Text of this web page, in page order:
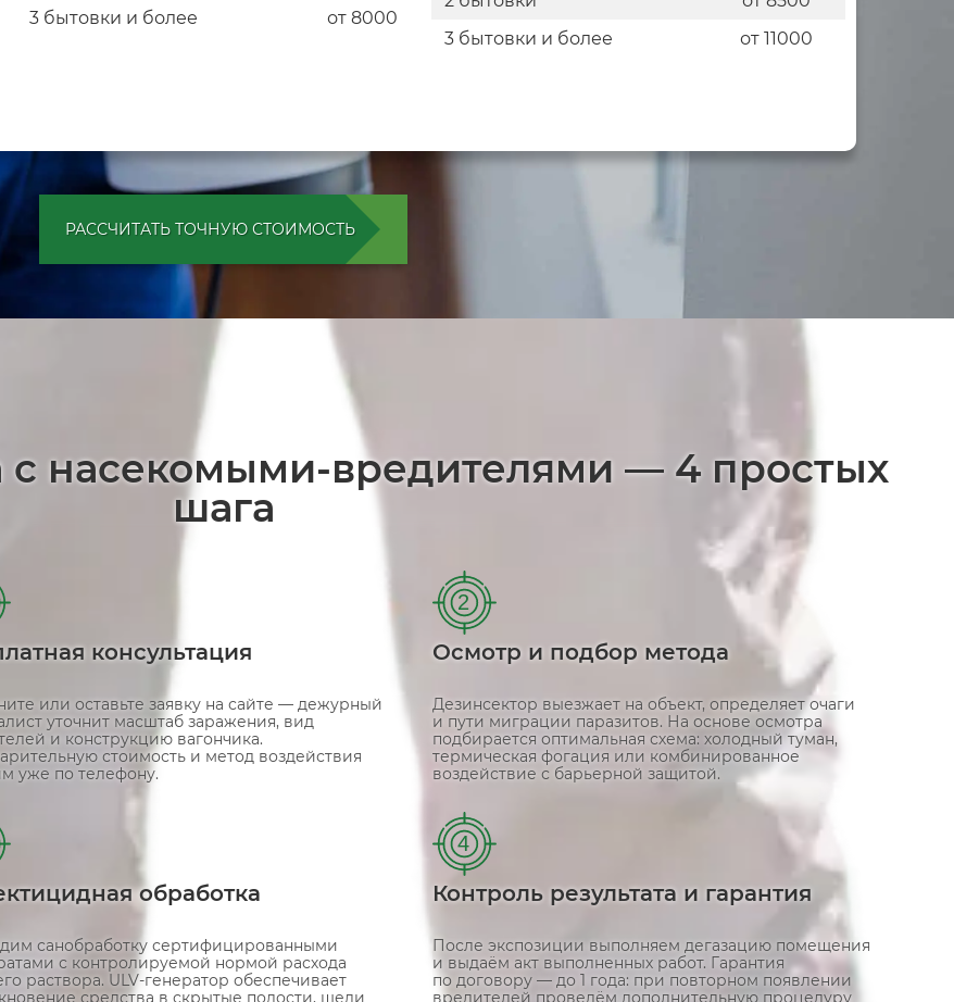
3 бытовки и более
от 8000
3 бытовки и более
от 11000
РАССЧИТАТЬ ТОЧНУЮ СТОИМОСТЬ
с насекомыми-вредителями — 4 простых
шага
консультация
или оставьте заявку на сайте — дежурный
уточнит масштаб заражения, вид
и конструкцию вагончика.
стоимость и метод воздействия
уже по телефону.
2
Осмотр и подбор метода
Дезинсектор выезжает на объект, определяет очаги
и пути миграции паразитов. На основе осмотра
подбирается оптимальная схема: холодный туман,
термическая фогация или комбинированное
воздействие с барьерной защитой.
обработка
санобработку сертифицированными
с контролируемой нормой расхода
раствора. ULV-генератор обеспечивает
средства в скрытые полости, щели
4
Контроль результата и гарантия
После экспозиции выполняем дегазацию помещения
и выдаём акт выполненных работ. Гарантия
по договору — до 1 года: при повторном появлении
вредителей проведём дополнительную процедуру